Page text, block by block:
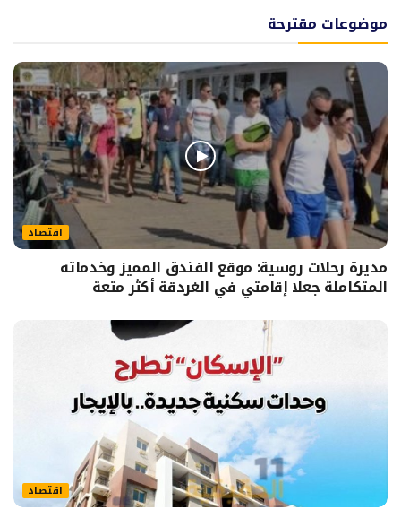
موضوعات مقترحة
اقتصاد
مديرة رحلات روسية: موقع الفندق المميز وخدماته
المتكاملة جعلا إقامتي في الغردقة أكثر متعة
اقتصاد